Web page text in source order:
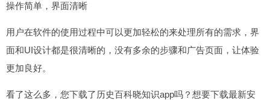
操作简单，界面清晰
用户在软件的使用过程中可以更加轻松的来处理所有的需求，界
面和UI设计都是很清晰的，没有多余的步骤和广告页面，让体验
更加良好。
看了这么多，您下载了历史百科晓知识app吗？想要下载最新安